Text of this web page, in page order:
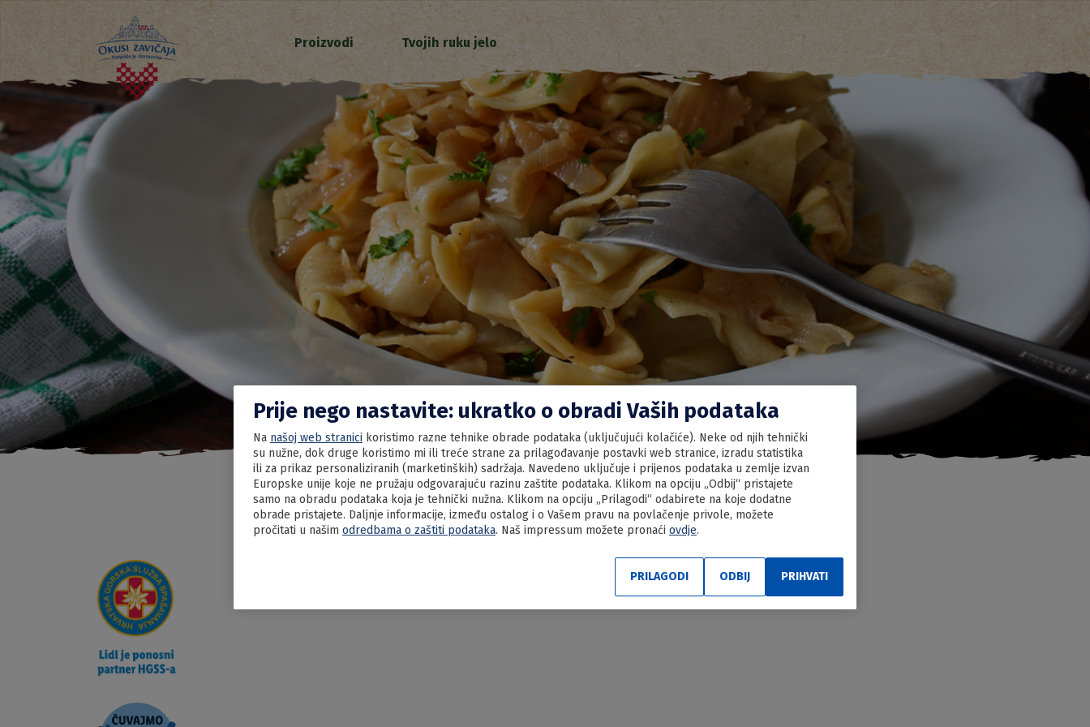
Proizvodi Tvojih ruku jelo
Prije nego nastavite: ukratko o obradi Vaših podataka
Na našoj web stranici koristimo razne tehnike obrade podataka (uključujući kolačiće). Neke od njih tehnički
su nužne, dok druge koristimo mi ili treće strane za prilagođavanje postavki web stranice, izradu statistika
ili za prikaz personaliziranih (marketinških) sadržaja. Navedeno uključuje i prijenos podataka u zemlje izvan
Europske unije koje ne pružaju odgovarajuću razinu zaštite podataka. Klikom na opciju „Odbij“ pristajete
samo na obradu podataka koja je tehnički nužna. Klikom na opciju „Prilagodi“ odabirete na koje dodatne
obrade pristajete. Daljnje informacije, između ostalog i o Vašem pravu na povlačenje privole, možete
pročitati u našim odredbama o zaštiti podataka. Naš impressum možete pronaći ovdje.
ODBIJ PRIHVATI
PRILAGODI